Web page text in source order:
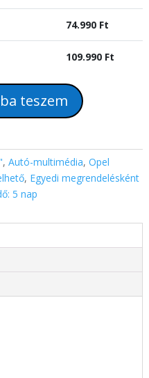
74.990 Ft
109.990 Ft
teszem
, Autó-multimédia, Opel
, Egyedi megrendelésként
5 nap